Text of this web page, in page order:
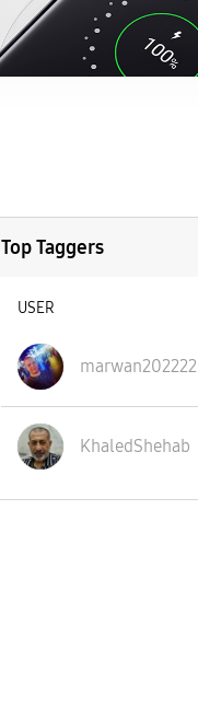
Top Taggers
USER
marwan202222
KhaledShehab